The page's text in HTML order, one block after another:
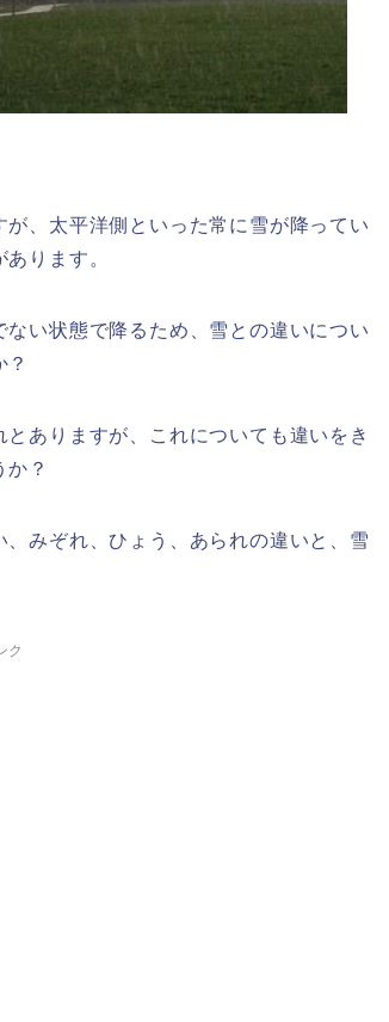
、太平洋側といった常に雪が降ってい
ります。
い状態で降るため、雪との違いについ
ありますが、これについても違いをき
？
みぞれ、ひょう、あられの違いと、雪
ク